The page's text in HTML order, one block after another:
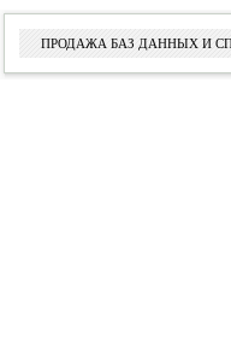
ПРОДАЖА БАЗ ДАННЫХ И